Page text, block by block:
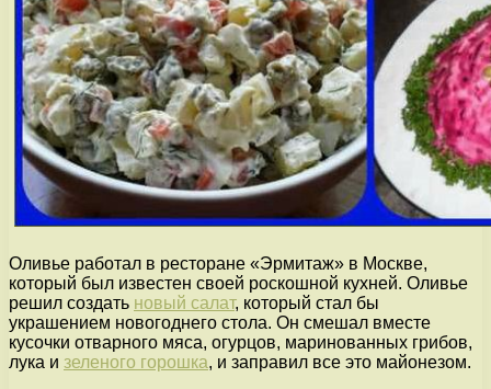
Оливье работал в ресторане «Эрмитаж» в Москве,
который был известен своей роскошной кухней. Оливье
решил создать новый салат, который стал бы
украшением новогоднего стола. Он смешал вместе
кусочки отварного мяса, огурцов, маринованных грибов,
лука и зеленого горошка, и заправил все это майонезом.